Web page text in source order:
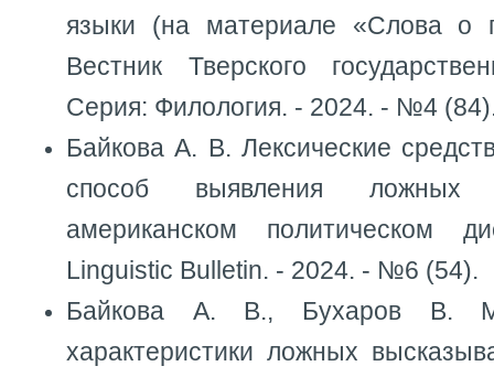
языки (на материале «Слова о
Вестник Тверского
Серия: Филология. - 2024. - №4
Байкова А. В. Лексические
способ выявления ложных
американском политическом
Linguistic Bulletin. - 2024. - №6 (54).
Байкова А. В., Бухаров В. М.
характеристики ложных